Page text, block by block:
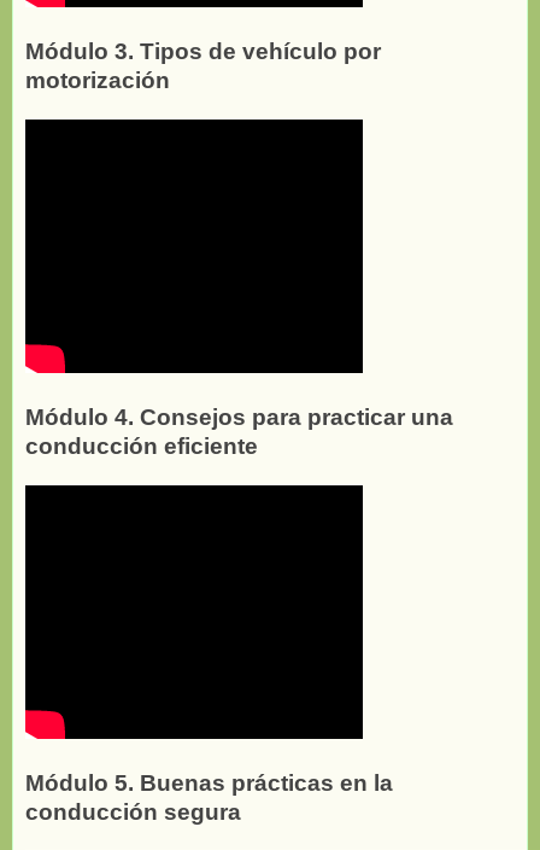
Módulo 3. Tipos de vehículo por
motorización
Módulo 4. Consejos para practicar una
conducción eficiente
Módulo 5. Buenas prácticas en la
conducción segura